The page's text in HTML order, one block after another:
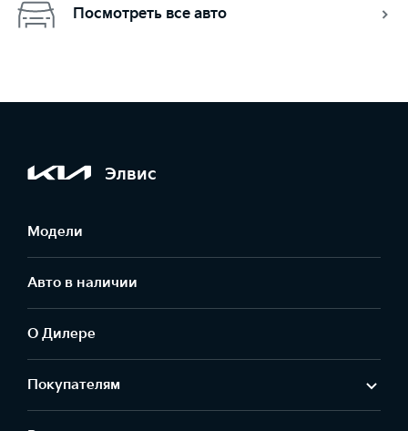
Посмотреть все авто
Элвис
Модели
Авто в наличии
О Дилере
Покупателям